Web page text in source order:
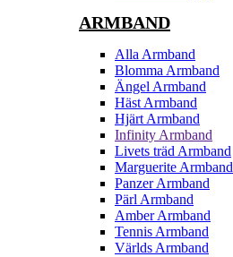
ARMBAND
Alla Armband
Blomma Armband
Ängel Armband
Häst Armband
Hjärt Armband
Infinity Armband
Livets träd Armband
Marguerite Armband
Panzer Armband
Pärl Armband
Amber Armband
Tennis Armband
Världs Armband